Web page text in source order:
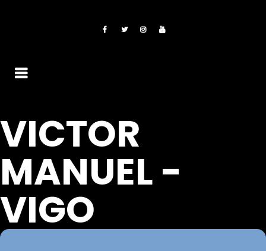
VICTOR
MANUEL -
VIGO